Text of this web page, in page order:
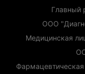
Главный
ООО
Медицинская